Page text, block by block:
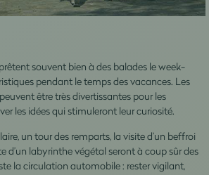
souvent bien à des balades le week-
pendant le temps des vacances. Les
être très divertissantes pour les
les idées qui stimuleront leur curiosité.
un tour des remparts, la visite d’un beffroi
d’un labyrinthe végétal seront à coup sûr des
la circulation automobile : rester vigilant,